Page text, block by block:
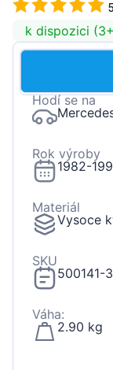
k dispozici
Hodí se na
Rok výroby
1982-
Materiál
Vysoce
SKU
500141-3
Váha:
2.90 kg